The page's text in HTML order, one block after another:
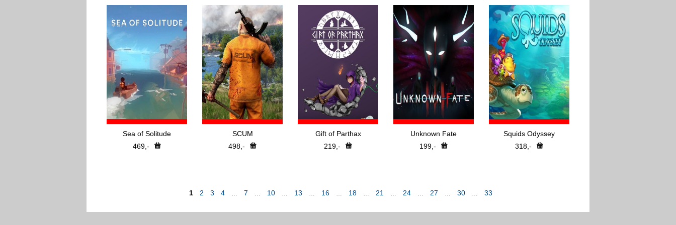
Sea of Solitude
469,-
SCUM
498,-
Gift of Parthax
219,-
Unknown Fate
199,-
Squids Odyssey
318,-
1 2 3 4 … 7 … 10 … 13 … 16 … 18 … 21 … 24 … 27 … 30 … 33